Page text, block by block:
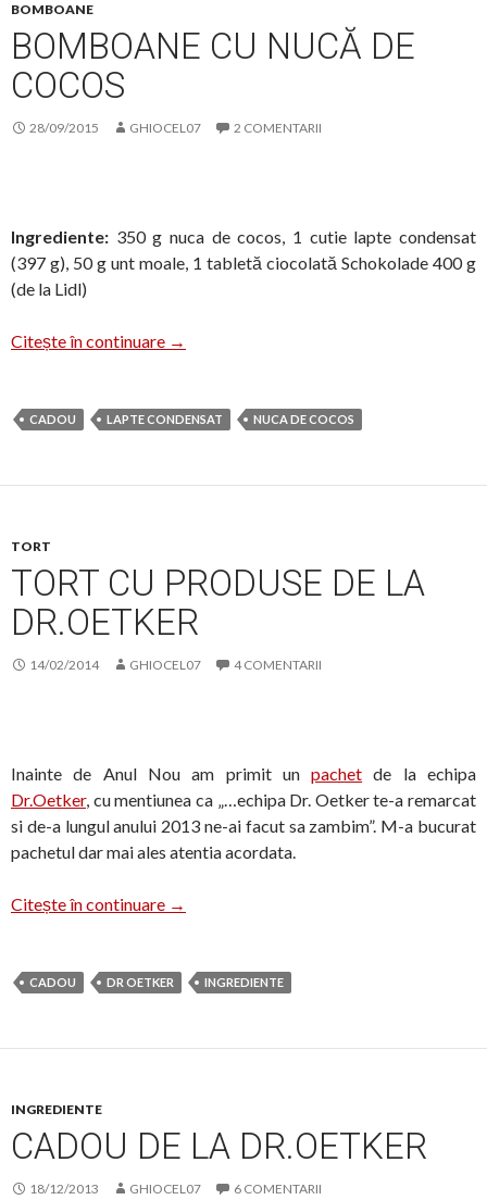
BOMBOANE
BOMBOANE CU NUCĂ DE
COCOS
28/09/2015 GHIOCEL07 2 COMENTARII
Ingrediente: 350 g nuca de cocos, 1 cutie lapte condensat
(397 g), 50 g unt moale, 1 tabletă ciocolată Schokolade 400 g
(de la Lidl)
Citește în continuare Bomboane cu nucă de cocos
→
CADOU LAPTE CONDENSAT NUCA DE COCOS
TORT
TORT CU PRODUSE DE LA
DR.OETKER
14/02/2014 GHIOCEL07 4 COMENTARII
Inainte de Anul Nou am primit unpachet de la echipa
Dr.Oetker, cu mentiunea ca „…echipa Dr. Oetker te-a remarcat
si de-a lungul anului 2013 ne-ai facut sa zambim”. M-a bucurat
pachetul dar mai ales atentia acordata.
Citește în continuare Tort cu produse de la Dr.Oetker
→
CADOU DR OETKER INGREDIENTE
INGREDIENTE
CADOU DE LA DR.OETKER
18/12/2013 GHIOCEL07 6 COMENTARII